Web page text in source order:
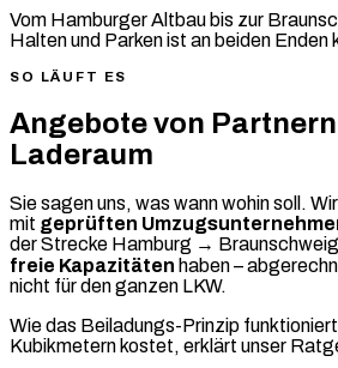
Vom Hamburger Altbau bis zur
Halten und Parken ist an beiden Enden
SO LÄUFT ES
Angebote von
Laderaum
Sie sagen uns, was wann wohin soll.
mit geprüften
der Strecke Hamburg → Braunschweig
freie Kapazitäten haben –
nicht für den ganzen LKW.
Wie das Beiladungs-Prinzip
Kubikmetern kostet, erklärt unser